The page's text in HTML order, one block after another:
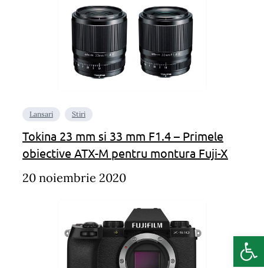
Lansari Stiri
Tokina 23 mm si 33 mm F1.4 – Primele
obiective ATX-M pentru montura Fuji-X
20 noiembrie 2020